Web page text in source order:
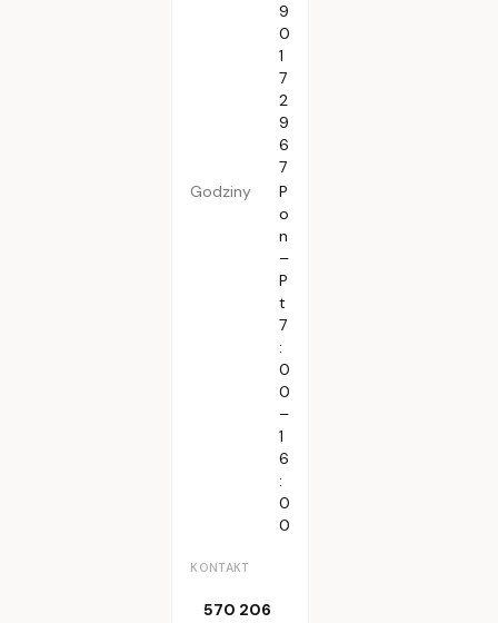
9
0
1
7
2
9
6
7
Godziny
P
o
n
–
P
t
7
:
0
0
–
1
6
:
0
0
KONTAKT
570 206